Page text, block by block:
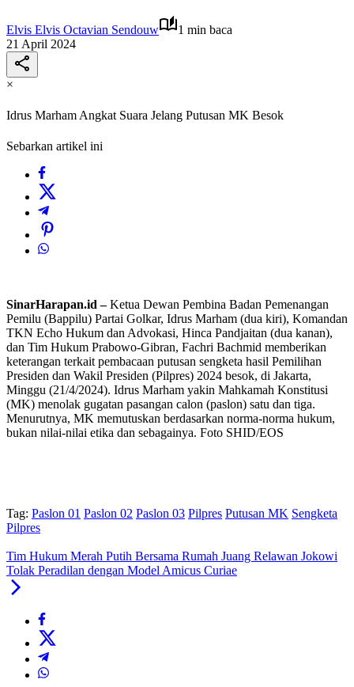
Elvis Elvis Octavian Sendouw
1 min baca
21 April 2024
×
Idrus Marham Angkat Suara Jelang Putusan MK Besok
Sebarkan artikel ini
SinarHarapan.id –Ketua Dewan Pembina Badan Pemenangan
Pemilu (Bappilu) Partai Golkar, Idrus Marham (dua kiri), Komandan
TKN Echo Hukum dan Advokasi, Hinca Pandjaitan (dua kanan),
dan Tim Hukum Prabowo-Gibran, Fachri Bachmid memberikan
keterangan terkait pembacaan putusan sengketa hasil Pemilihan
Presiden dan Wakil Presiden (Pilpres) 2024 besok, di Jakarta,
Minggu (21/4/2024). Idrus Marham yakin Mahkamah Konstitusi
(MK) menolak gugatan pasangan calon (paslon) satu dan tiga.
Menurutnya, MK memutuskan berdasarkan norma-norma hukum,
bukan nilai-nilai etika dan sebagainya. Foto SHID/EOS
Tag: Paslon 01 Paslon 02 Paslon 03 Pilpres Putusan MK Sengketa
Pilpres
Tim Hukum Merah Putih Bersama Rumah Juang Relawan Jokowi
Tolak Peradilan dengan Model Amicus Curiae